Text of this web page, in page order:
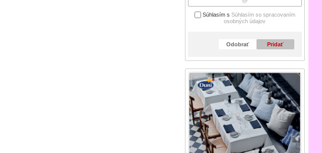
Súhlasím s Súhlasím so spracovaním
osobných údajov
Odobrať Pridať